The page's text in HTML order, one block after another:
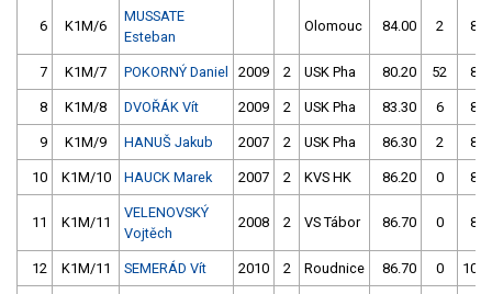
6 K1M/6
MUSSATE
Esteban
Olomouc 84.00 2
7 K1M/7 POKORNÝ Daniel 2009 2 USK Pha 80.20 52
8 K1M/8 DVOŘÁK Vít 2009 2 USK Pha 83.30 6
9 K1M/9 HANUŠ Jakub 2007 2 USK Pha 86.30 2
10 K1M/10 HAUCK Marek 2007 2 KVS HK 86.20 0
11 K1M/11
VELENOVSKÝ
Vojtěch
2008 2 VS Tábor 86.70 0
12 K1M/11 SEMERÁD Vít 2010 2 Roudnice 86.70 0